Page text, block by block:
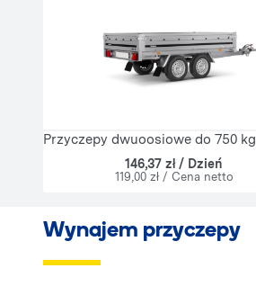
Przyczepy dwuoosiowe do 750 kg
146,37 zł / Dzień
119,00 zł / Cena netto
Wynajem przyczepy